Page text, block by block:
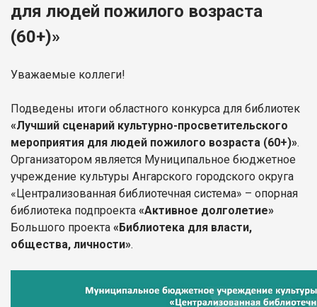
для людей пожилого возраста
(60+)»
Уважаемые коллеги!
Подведены итоги областного конкурса для библиотек
«Лучший сценарий культурно-просветительского
мероприятия для людей пожилого возраста (60+)».
Организатором является Муниципальное бюджетное
учреждение культуры Ангарского городского округа
«Централизованная библиотечная система» – опорная
библиотека подпроекта «Активное долголетие»
Большого проекта «Библиотека для власти,
общества, личности».